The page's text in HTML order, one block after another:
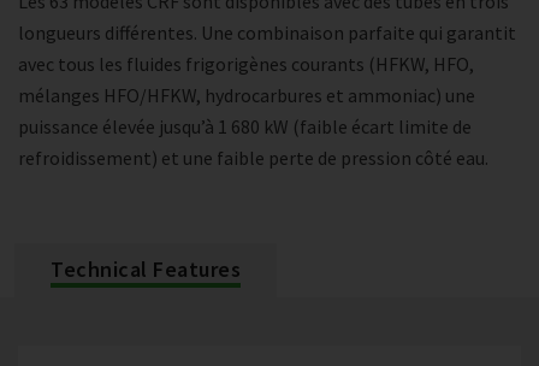
longueurs différentes. Une combinaison parfaite qui garantit
avec tous les fluides frigorigènes courants (HFKW, HFO,
mélanges HFO/HFKW, hydrocarbures et ammoniac) une
puissance élevée jusqu’à 1 680 kW (faible écart limite de
refroidissement) et une faible perte de pression côté eau.
Technical Features